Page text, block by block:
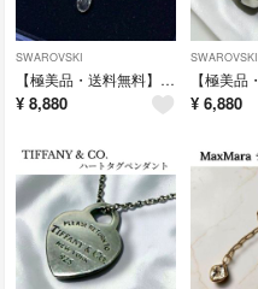
SWAROVSKI
【極美品・送料無料】SWAROVSKI スワロフスキー ネックレス クリスタル 雫チャーム ペンダント 純正箱付
¥ 8,880
SWAROVSKI
¥ 6,880